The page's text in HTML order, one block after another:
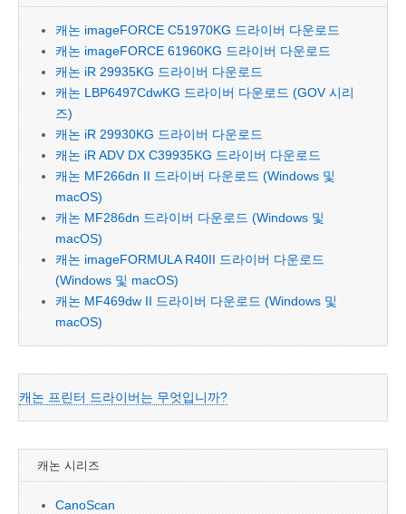
캐논 imageFORCE C51970KG 드라이버 다운로드
캐논 imageFORCE 61960KG 드라이버 다운로드
캐논 iR 29935KG 드라이버 다운로드
캐논 LBP6497CdwKG 드라이버 다운로드 (GOV 시리
즈)
캐논 iR 29930KG 드라이버 다운로드
캐논 iR ADV DX C39935KG 드라이버 다운로드
캐논 MF266dn II 드라이버 다운로드 (Windows 및
macOS)
캐논 MF286dn 드라이버 다운로드 (Windows 및
macOS)
캐논 imageFORMULA R40II 드라이버 다운로드
(Windows 및 macOS)
캐논 MF469dw II 드라이버 다운로드 (Windows 및
macOS)
캐논 프린터 드라이버는 무엇입니까?
캐논 시리즈
CanoScan